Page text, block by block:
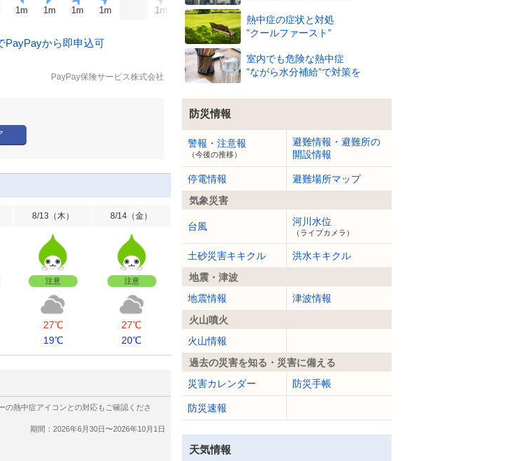
1m 1m 1m 1m 1 m 1m 1m 2
PayPayから即申込可
PayPay保険サービス株式会社
8/13 （木）
注意
27℃
19℃
8/14 （金）
注意
27℃
20℃
熱中症の症状と対処
”クールファースト”
室内でも危険な熱中症
”ながら水分補給”で対策を
防災情報
警報・注意報
（今後の推移）
避難情報・避難所の
開設情報
停電情報
避難場所マップ
気象災害
台風 河川水位
（ライブカメラ）
土砂災害キキクル
洪水キキクル
地震・津波
地震情報
津波情報
火山噴火
火山情報
過去の災害を知る・災害に備える
災害カレンダー
防災手帳
防災速報
天気情報